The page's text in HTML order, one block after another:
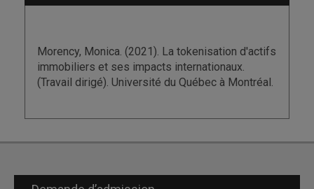
Morency, Monica. (2021). La tokenisation d'actifs
immobiliers et ses impacts internationaux.
(Travail dirigé). Université du Québec à Montréal.